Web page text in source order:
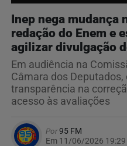
Inep nega mudança
redação do Enem e
agilizar divulgação
Em audiência na
Câmara dos
transparência na
acesso às avaliações
Por95 FM
Em 11/06/2026 19:29